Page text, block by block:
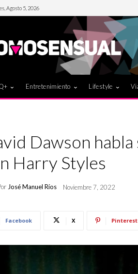
Agosto 5, 2026
Entretenimiento Lifestyle
Dawson
Harry Styles
José Manuel Ríos Noviembre 7, 2022
Facebook X Pinterest